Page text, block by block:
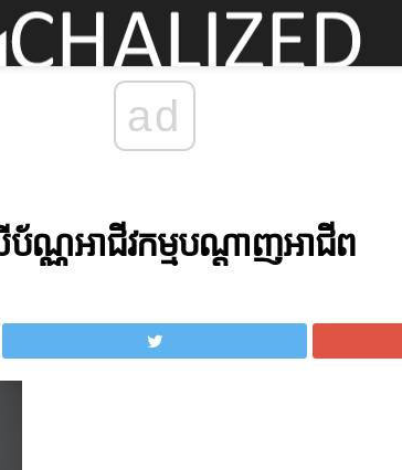
ad
ណ្ណអាជីវកម្មបណ្តាញអាជីព